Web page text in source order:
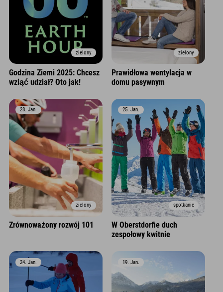
zielony
Godzina Ziemi 2025: Chcesz
wziąć udział? Oto jak!
zielony
Prawidłowa wentylacja w
domu pasywnym
zielony
28. Jan.
Zrównoważony rozwój 101
spotkanie
25. Jan.
W Oberstdorfie duch
zespołowy kwitnie
24. Jan. 19. Jan.